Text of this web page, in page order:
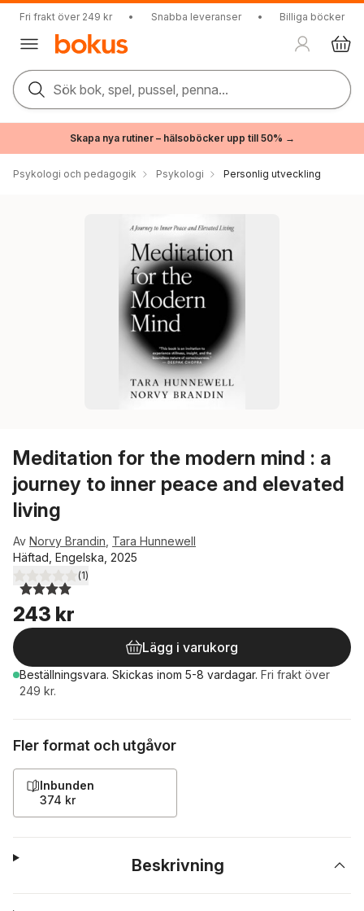
Fri frakt över 249 kr • Snabba leveranser • Billiga böcker
Sök bok, spel, pussel, penna...
Skapa nya rutiner – hälsoböcker upp till 50% →
Psykologi och pedagogik Psykologi Personlig utveckling
Meditation for the modern mind : a
journey to inner peace and elevated
living
Av Norvy Brandin Tara Hunnewell
Häftad, Engelska, 2025
4,0utav 5 stjärnor. Totalt antal röster:
(1)
243 kr
Lägg i varukorg
Beställningsvara. Skickas inom 5-8 vardagar. Fri frakt över
249 kr.
Fler format och utgåvor
Inbunden
374 kr
Beskrivning